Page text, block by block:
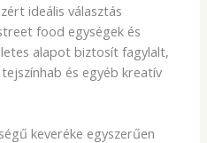
ideális választás
food egységek és
alapot biztosít fagylalt,
és egyéb kreatív
keveréke egyszerűen